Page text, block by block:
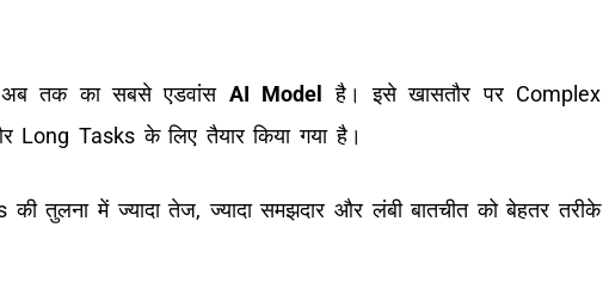
तक का सबसे एडवांस AI Model
है। इसे खासतौर पर Complex
Tasks के लिए तैयार किया गया है।
तुलना में ज्यादा तेज, ज्यादा समझदार और लंबी बातचीत को बेहतर तरीके